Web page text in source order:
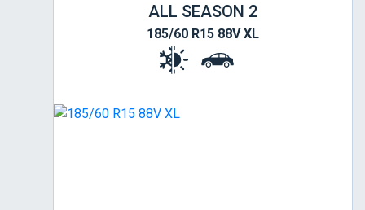
ALL SEASON 2
185/60 R15 88V XL